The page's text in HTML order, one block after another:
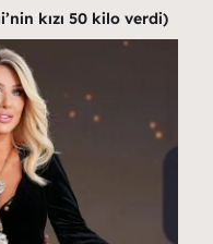
kızı 50 kilo verdi)